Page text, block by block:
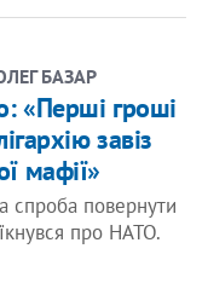
БАЗАР
«Перші гроші
завіз
мафії»
спроба повернути
про НАТО.